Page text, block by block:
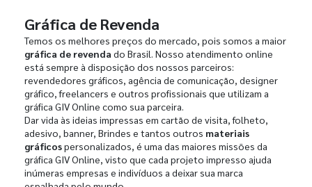
Gráfica de Revenda
Temos os melhores preços do mercado, pois somos a maior
gráfica de revenda do Brasil. Nosso atendimento online
está sempre à disposição dos nossos parceiros:
revendedores gráficos, agência de comunicação, designer
gráfico, freelancers e outros profissionais que utilizam a
gráfica GIV Online como sua parceira.
Dar vida às ideias impressas em cartão de visita, folheto,
adesivo, banner, Brindes e tantos outros materiais
gráficospersonalizados, é uma das maiores missões da
gráfica GIV Online, visto que cada projeto impresso ajuda
inúmeras empresas e indivíduos a deixar sua marca